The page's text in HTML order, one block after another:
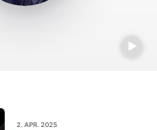
2. APR. 2025